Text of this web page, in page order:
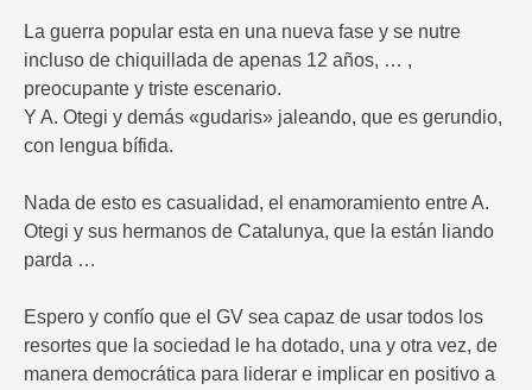
La guerra popular esta en una nueva fase y se nutre
incluso de chiquillada de apenas 12 años, … ,
preocupante y triste escenario.
Y A. Otegi y demás «gudaris» jaleando, que es gerundio,
con lengua bífida.
Nada de esto es casualidad, el enamoramiento entre A.
Otegi y sus hermanos de Catalunya, que la están liando
parda …
Espero y confío que el GV sea capaz de usar todos los
resortes que la sociedad le ha dotado, una y otra vez, de
manera democrática para liderar e implicar en positivo a